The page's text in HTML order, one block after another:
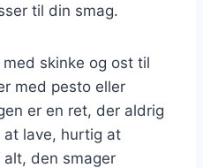
til din smag.
skinke og ost til
med pesto eller
er en ret, der aldrig
at lave, hurtig at
den smager